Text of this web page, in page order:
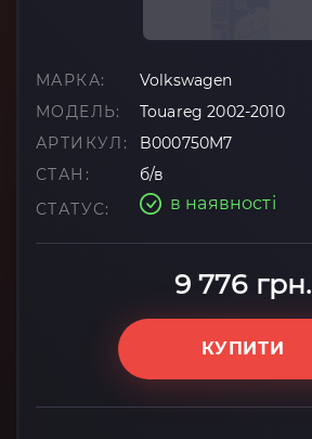
МАРКА:
Volkswagen
МОДЕЛЬ:
Touareg 2002-2010
АРТИКУЛ:
B000750M7
СТАН:
б/в
СТАТУС:
в наявності
9 776 грн.
КУПИТИ